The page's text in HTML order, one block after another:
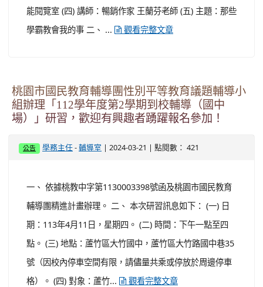
能閱覽室 (四) 講師：暢銷作家 王蘭芬老師 (五) 主題：那些
學霸教會我的事 二、 ...
觀看完整文章
桃園市國民教育輔導團性別平等教育議題輔導小
組辦理「112學年度第2學期到校輔導（國中
場）」研習，歡迎有興趣者踴躍報名參加！
公告 學務主任 -輔導室 | 2024-03-21 | 點閱數： 421
一、 依據桃教中字第1130003398號函及桃園市國民教育
輔導團精進計畫辦理。 二、 本次研習訊息如下： (一) 日
期：113年4月11日，星期四。 (二) 時間：下午一點至四
點。 (三) 地點：蘆竹區大竹國中，蘆竹區大竹路國中巷35
號（因校內停車空間有限，請儘量共乘或停放於周邊停車
格）。 (四) 對象：蘆竹...
觀看完整文章